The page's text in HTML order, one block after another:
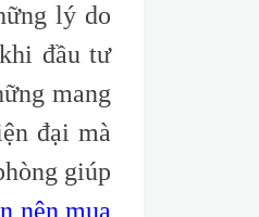
lý do
đầu tư
mang
đại mà
giúp
nên mua